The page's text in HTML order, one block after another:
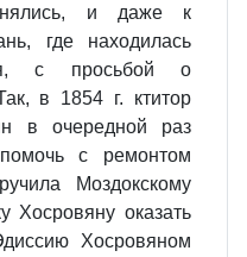
и даже к
где находилась
с просьбой о
в 1854 г. ктитор
в очередной раз
с ремонтом
Моздокскому
Хосровяну оказать
Хосровяном